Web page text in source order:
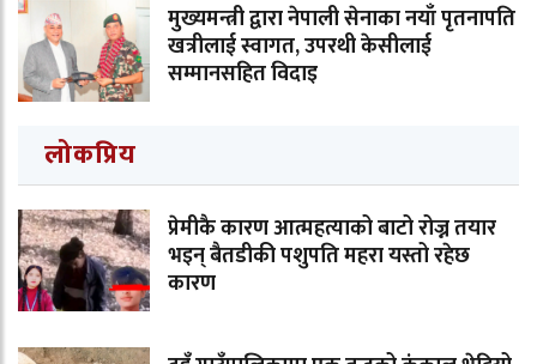
मुख्यमन्त्री द्वारा नेपाली सेनाका नयाँ पृतनापति
खत्रीलाई स्वागत, उपरथी केसीलाई
सम्मानसहित विदाइ
लोकप्रिय
प्रेमीकै कारण आत्महत्याको बाटो रोज्न तयार
भइन् बैतडीकी पशुपति महरा यस्तो रहेछ
कारण